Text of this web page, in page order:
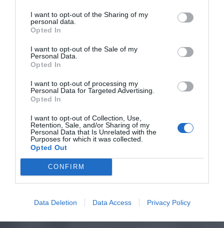
I want to opt-out of the Sharing of my
personal data.
Opted In
I want to opt-out of the Sale of my
Personal Data.
Opted In
I want to opt-out of processing my
Personal Data for Targeted Advertising.
Opted In
I want to opt-out of Collection, Use,
Retention, Sale, and/or Sharing of my
Personal Data that Is Unrelated with the
Purposes for which it was collected.
Opted Out
CONFIRM
Data Deletion Data Access Privacy Policy